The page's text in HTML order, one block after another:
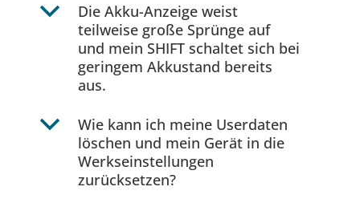
b
Die Akku-Anzeige weist
teilweise große Sprünge auf
und mein SHIFT schaltet sich bei
geringem Akkustand bereits
aus.
b
Wie kann ich meine Userdaten
löschen und mein Gerät in die
Werkseinstellungen
zurücksetzen?